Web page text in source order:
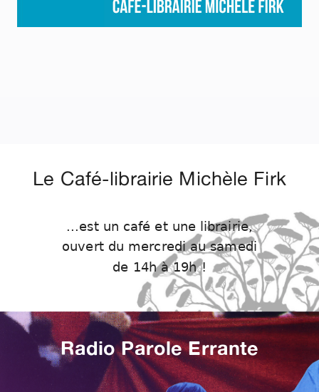
Le Café-librairie Michèle Firk
...est un café et une librairie,
ouvert du mercredi au samedi
de 14h à 19h !
Radio Parole Errante